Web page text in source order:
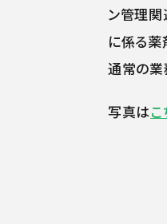
ン管理関
に係る薬
通常の業
写真はこ